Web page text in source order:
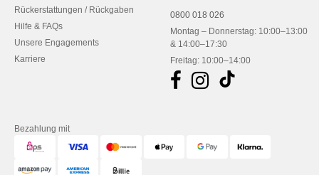
Rückerstattungen / Rückgaben
Hilfe & FAQs
Unsere Engagements
Karriere
0800 018 026
Montag – Donnerstag: 10:00–13:00
& 14:00–17:30
Freitag: 10:00–14:00
Bezahlung mit